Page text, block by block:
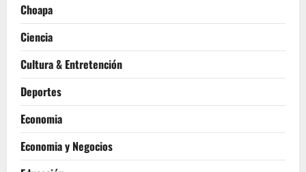
Choapa
Ciencia
Cultura & Entretención
Deportes
Economia
Economia y Negocios